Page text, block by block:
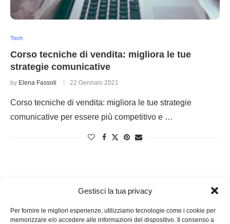
Gestisci la tua privacy
Per fornire le migliori esperienze, utilizziamo tecnologie come i cookie per
memorizzare e/o accedere alle informazioni del dispositivo. Il consenso a
Tech
Corso tecniche di vendita: migliora le tue
strategie comunicative
by Elena Fassoli 22 Gennaio 2021
Corso tecniche di vendita: migliora le tue strategie
comunicative per essere più competitivo e …